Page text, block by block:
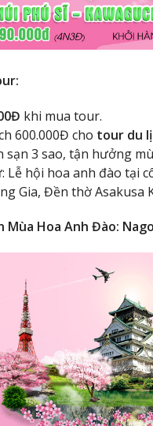
khi mua tour.
600.000Đ cho tour du
3 sao, tận hưởng
Lễ hội hoa anh đào tại
Gia, Đền thờ
Mùa Hoa Anh Đào: